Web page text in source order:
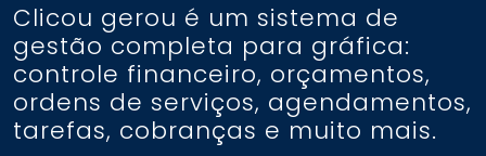
Contato
Criar
Clicou gerou é um sistema de
gestão completa para gráfica:
controle financeiro, orçamentos,
ordens de serviços, agendamentos,
tarefas, cobranças e muito mais.